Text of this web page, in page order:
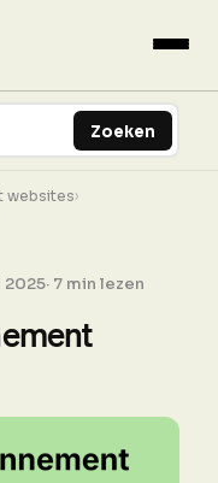
Zoeken
websites›
2025· 7 min lezen